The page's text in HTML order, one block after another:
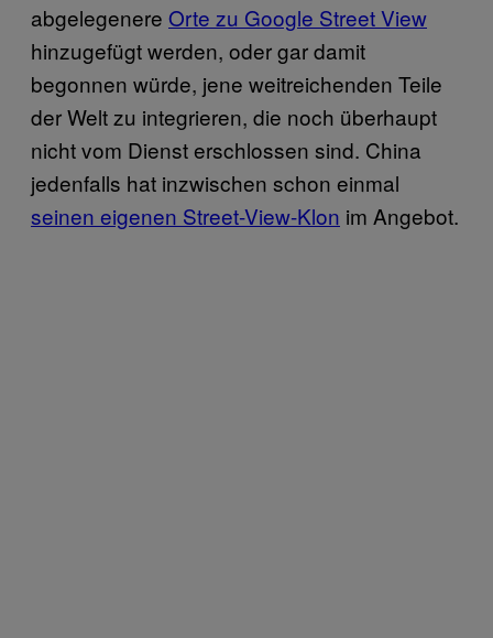
abgelegenere Orte zu Google Street View
hinzugefügt werden, oder gar damit
begonnen würde, jene weitreichenden Teile
der Welt zu integrieren, die noch überhaupt
nicht vom Dienst erschlossen sind. China
jedenfalls hat inzwischen schon einmal
seinen eigenen Street-View-Klon im Angebot.